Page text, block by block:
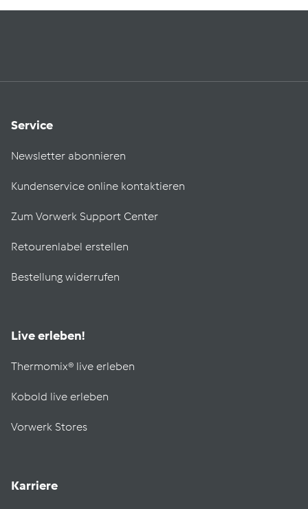
Service
Newsletter abonnieren
Kundenservice online kontaktieren
Zum Vorwerk Support Center
Retourenlabel erstellen
Bestellung widerrufen
Live erleben!
Thermomix® live erleben
Kobold live erleben
Vorwerk Stores
Karriere